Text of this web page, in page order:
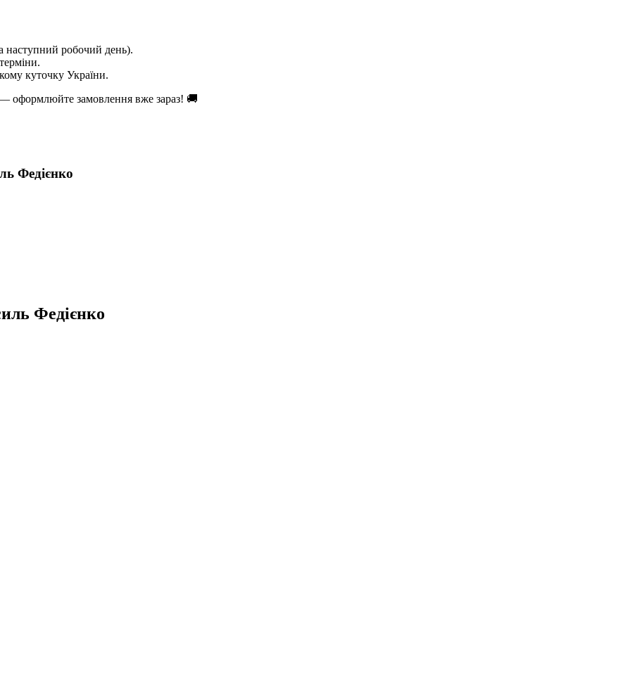
наступний робочий день).
куточку України.
оформлюйте замовлення вже зараз! 🚚
Федієнко
Федієнко